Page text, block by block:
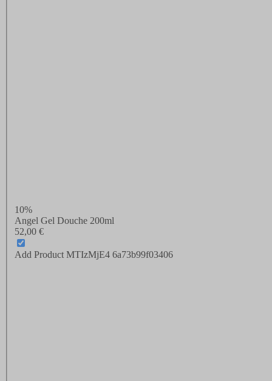
10%
Angel Gel Douche 200ml
52,00 €
Add Product MTIzMjE4 6a73b99f03406